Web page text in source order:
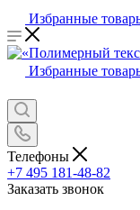
Избранные
Избранные
Телефоны
+7 495 181-48-82
Заказать звонок